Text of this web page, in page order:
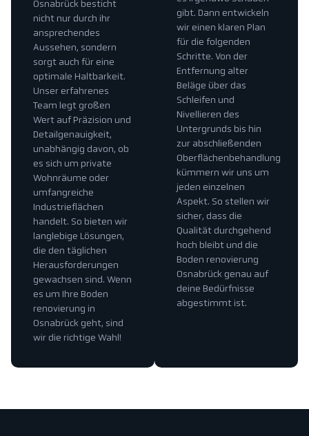
gibt. Dann entwickeln
wir einen klaren Plan
für die folgenden
Schritte. Von der
Entfernung alter
Beläge über das
Schleifen und
Nivellieren des
Untergrunds bis hin
zur abschließenden
Oberflächenbehandlung
kümmern wir uns um
jeden einzelnen
Aspekt. So stellen wir
sicher, dass die
Qualität durchgehend
hoch bleibt und die
Boden renovierung
Osnabrück genau auf
deine Bedürfnisse
abgestimmt ist.
Osnabrück besticht
nicht nur durch ihr
ansprechendes
Aussehen, sondern
sorgt auch für eine
optimale Haltbarkeit.
Unser erfahrenes
Team legt großen
Wert auf Präzision und
Detailgenauigkeit,
unabhängig davon, ob
es sich um private
Wohnräume oder
umfangreiche
Industrieflächen
handelt. So bieten wir
langlebige Lösungen,
die den täglichen
Herausforderungen
gewachsen sind. Wenn
es um Ihre Boden
renovierung in
Osnabrück geht, sind
wir die richtige Wahl!